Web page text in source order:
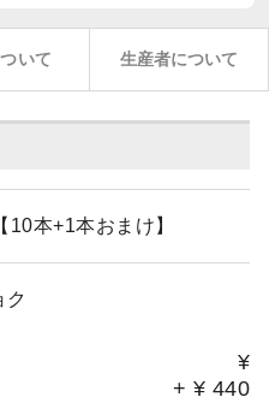
いて 生産者について
本+1本おまけ】
ク
¥
+ ¥ 440